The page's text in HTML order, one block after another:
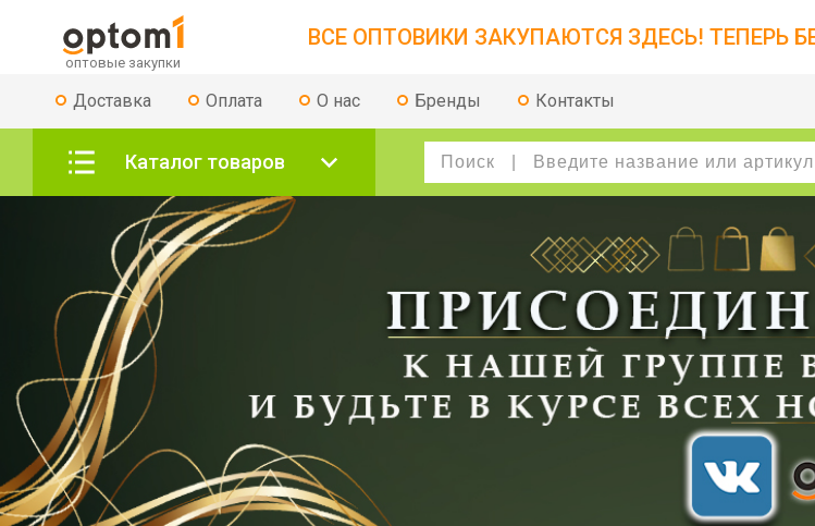
ВСЕ ОПТОВИКИ ЗАКУПАЮТСЯ ЗДЕСЬ! ТЕПЕРЬ
Доставка Оплата О нас Бренды Контакты
Каталог товаров